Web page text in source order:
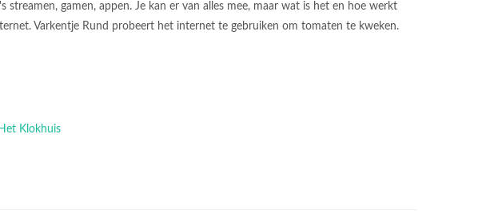
streamen, gamen, appen. Je kan er van alles mee, maar wat is het en hoe werkt
Varkentje Rund probeert het internet te gebruiken om tomaten te kweken.
Klokhuis